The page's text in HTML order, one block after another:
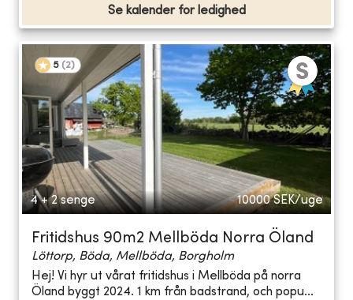
Se kalender for ledighed
5 (2)
4 + 2 senge 10000 SEK/uge
Fritidshus 90m2 Mellböda Norra Öland
Löttorp, Böda, Mellböda, Borgholm
Hej! Vi hyr ut vårat fritidshus i Mellböda på norra
Öland byggt 2024. 1 km från badstrand, och popu...